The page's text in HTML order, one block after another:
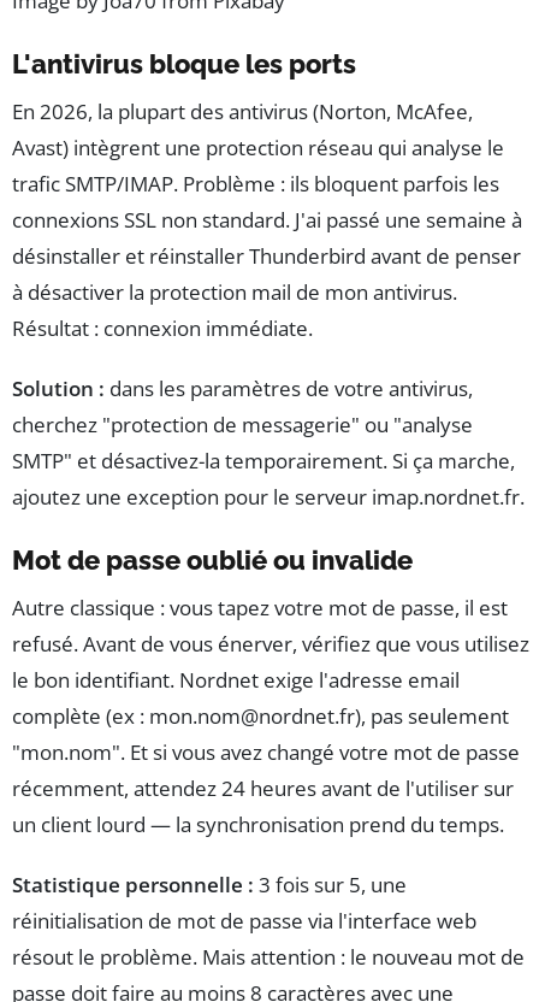
L'antivirus bloque les ports
En 2026, la plupart des antivirus (Norton, McAfee,
Avast) intègrent une protection réseau qui analyse le
trafic SMTP/IMAP. Problème : ils bloquent parfois les
connexions SSL non standard. J'ai passé une semaine à
désinstaller et réinstaller Thunderbird avant de penser
à désactiver la protection mail de mon antivirus.
Résultat : connexion immédiate.
Solution : dans les paramètres de votre antivirus,
cherchez "protection de messagerie" ou "analyse
SMTP" et désactivez-la temporairement. Si ça marche,
ajoutez une exception pour le serveur imap.nordnet.fr.
Mot de passe oublié ou invalide
Autre classique : vous tapez votre mot de passe, il est
refusé. Avant de vous énerver, vérifiez que vous utilisez
le bon identifiant. Nordnet exige l'adresse email
complète (ex : mon.nom@nordnet.fr), pas seulement
"mon.nom". Et si vous avez changé votre mot de passe
récemment, attendez 24 heures avant de l'utiliser sur
un client lourd — la synchronisation prend du temps.
Statistique personnelle : 3 fois sur 5, une
réinitialisation de mot de passe via l'interface web
résout le problème. Mais attention : le nouveau mot de
passe doit faire au moins 8 caractères avec une